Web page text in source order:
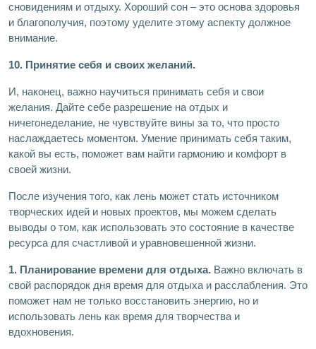
сновидениям и отдыху. Хороший сон – это основа здоровья
и благополучия, поэтому уделите этому аспекту должное
внимание.
10. Принятие себя и своих желаний.
И, наконец, важно научиться принимать себя и свои
желания. Дайте себе разрешение на отдых и
ничегонеделание, не чувствуйте вины за то, что просто
наслаждаетесь моментом. Умение принимать себя таким,
какой вы есть, поможет вам найти гармонию и комфорт в
своей жизни.
После изучения того, как лень может стать источником
творческих идей и новых проектов, мы можем сделать
выводы о том, как использовать это состояние в качестве
ресурса для счастливой и уравновешенной жизни.
1. Планирование времени для отдыха. Важно включать в
свой распорядок дня время для отдыха и расслабления. Это
поможет нам не только восстановить энергию, но и
использовать лень как время для творчества и
вдохновения.